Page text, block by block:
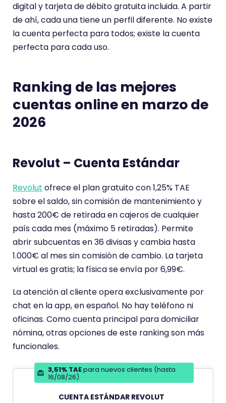
digital y tarjeta de débito gratuita incluida. A partir
de ahí, cada una tiene un perfil diferente. No existe
la cuenta perfecta para todos; existe la cuenta
perfecta para cada uso.
Ranking de las mejores
cuentas online en marzo de
2026
Revolut – Cuenta Estándar
Revolut ofrece el plan gratuito con 1,25% TAE
sobre el saldo, sin comisión de mantenimiento y
hasta 200€ de retirada en cajeros de cualquier
país cada mes (máximo 5 retiradas). Permite
abrir subcuentas en 36 divisas y cambia hasta
1.000€ al mes sin comisión de cambio. La tarjeta
virtual es gratis; la física se envía por 6,99€.
La atención al cliente opera exclusivamente por
chat en la app, en español. No hay teléfono ni
oficinas. Como cuenta principal para domiciliar
nómina, otras opciones de este ranking son más
funcionales.
3,51% TAEpara nuevos clientes (hasta
16/08/26)
CUENTA ESTÁNDAR REVOLUT